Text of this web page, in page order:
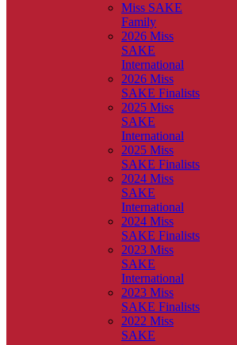
Miss SAKE
Family
2026 Miss
SAKE
International
2026 Miss
SAKE Finalists
2025 Miss
SAKE
International
2025 Miss
SAKE Finalists
2024 Miss
SAKE
International
2024 Miss
SAKE Finalists
2023 Miss
SAKE
International
2023 Miss
SAKE Finalists
2022 Miss
SAKE